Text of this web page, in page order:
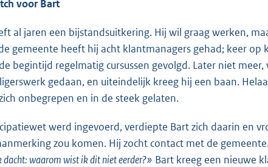
voor Bart
al jaren een bijstandsuitkering. Hij wil graag werken,
gemeente heeft hij acht klantmanagers gehad; keer op
begintijd regelmatig cursussen gevolgd. Later niet meer,
gedaan, en uiteindelijk kreeg hij een baan.
onbegrepen en in de steek gelaten.
werd ingevoerd, verdiepte Bart zich daarin en
zou komen. Hij zocht contact met de
dacht: waarom wist ik dit niet eerder?» Bart kreeg een nieuwe